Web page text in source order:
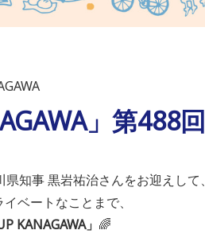
」第488回
知事 黒岩祐治さんをお迎えして、
ベートなことまで、
KANAGAWA」 🌈